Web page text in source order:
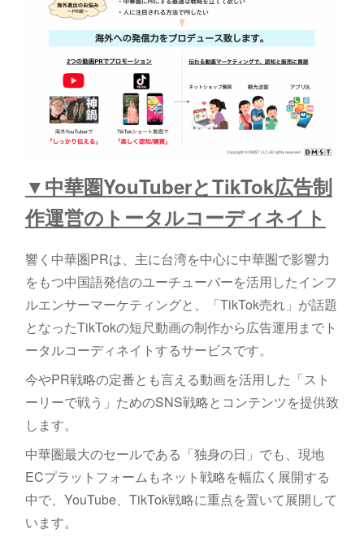
▼中華圏YouTuberとTikTok広告制
作運営のトータルコーディネイト
響く中華圏PRは、主に台湾を中心に中華圏で影響力
をもつ中国語発信のユーチューバーを活用したインフ
ルエンサーマーケティングと、「TikTok売れ」が話題
となったTikTokの短尺動画の制作から広告運用までト
ータルコーディネイトするサービスです。
今やPR戦略の定番とも言える動画を活用した「スト
ーリーで戦う」ためのSNS戦略とコンテンツを提供致
します。
中華圏最大のセールである「独身の日」でも、現地
ECプラットフォームもネット戦略を幅広く展開する
中で、YouTube、TikTok戦略に重点を置いて展開して
います。